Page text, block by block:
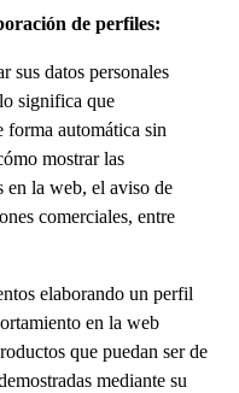
de perfiles:
sus datos personales
significa que
forma automática sin
mostrar las
en la web, el aviso de
comerciales, entre
elaborando un perfil
en la web
que puedan ser de
mediante su